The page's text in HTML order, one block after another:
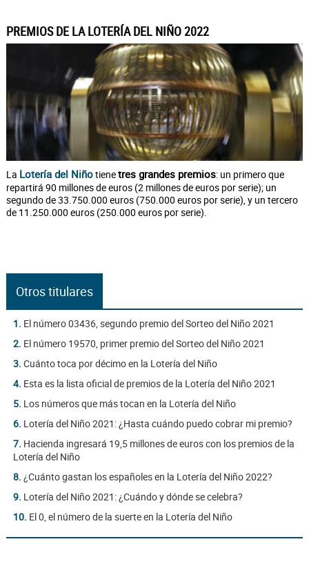
PREMIOS DE LA LOTERÍA DEL NIÑO 2022
La Lotería del Niñotienetres grandes premios: un primero que
repartirá 90 millones de euros (2 millones de euros por serie); un
segundo de 33.750.000 euros (750.000 euros por serie), y un tercero
de 11.250.000 euros (250.000 euros por serie).
Otros titulares
1. El número 03436, segundo premio del Sorteo del Niño 2021
2. El número 19570, primer premio del Sorteo del Niño 2021
3. Cuánto toca por décimo en la Lotería del Niño
4. Esta es la lista oficial de premios de la Lotería del Niño 2021
5. Los números que más tocan en la Lotería del Niño
6. Lotería del Niño 2021: ¿Hasta cuándo puedo cobrar mi premio?
7. Hacienda ingresará 19,5 millones de euros con los premios de la
Lotería del Niño
8. ¿Cuánto gastan los españoles en la Lotería del Niño 2022?
9. Lotería del Niño 2021: ¿Cuándo y dónde se celebra?
10. El 0, el número de la suerte en la Lotería del Niño